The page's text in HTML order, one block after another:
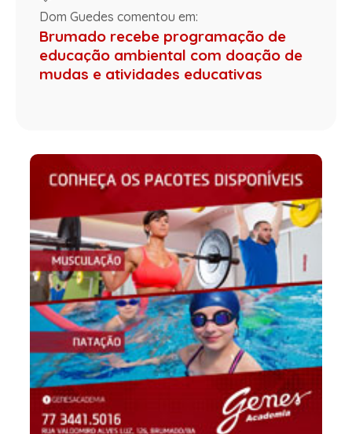
Dom Guedes comentou em:
Brumado recebe programação de
educação ambiental com doação de
mudas e atividades educativas